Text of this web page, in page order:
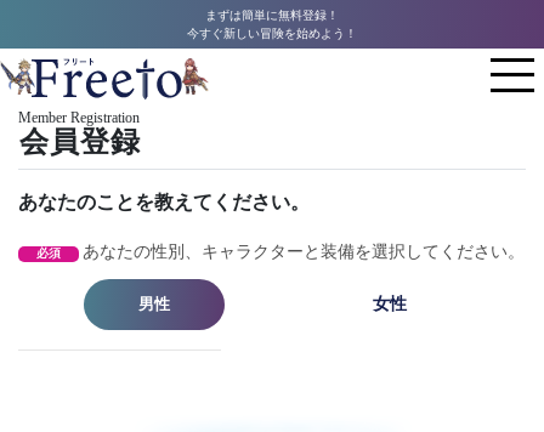
まずは簡単に無料登録！
今すぐ新しい冒険を始めよう！
会員登録
Member Registration
あなたのことを教えてください。
必須 あなたの性別、キャラクターと装備を選択してください。
男性 女性